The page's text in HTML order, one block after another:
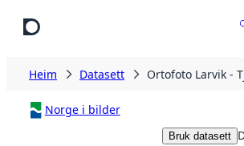
Heim Datasett Ortofoto Larvik -
Norge i bilder
Bruk datasett